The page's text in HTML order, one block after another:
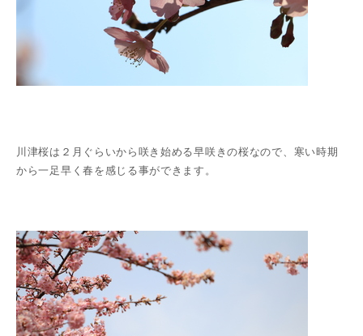
川津桜は２月ぐらいから咲き始める早咲きの桜なので、寒い時期
から一足早く春を感じる事ができます。